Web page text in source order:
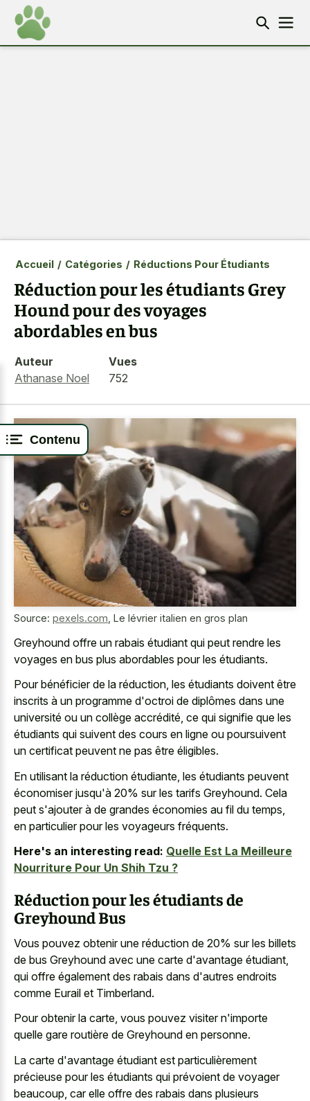
Contenu
Accueil / Catégories / Réductions Pour Étudiants
Réduction pour les étudiants Grey
Hound pour des voyages
abordables en bus
Auteur
Athanase Noel
Vues
752
Source: pexels.com Le lévrier italien en gros plan
Greyhound offre un rabais étudiant qui peut rendre les
voyages en bus plus abordables pour les étudiants.
Pour bénéficier de la réduction, les étudiants doivent être
inscrits à un programme d'octroi de diplômes dans une
université ou un collège accrédité, ce qui signifie que les
étudiants qui suivent des cours en ligne ou poursuivent
un certificat peuvent ne pas être éligibles.
En utilisant la réduction étudiante, les étudiants peuvent
économiser jusqu'à 20% sur les tarifs Greyhound. Cela
peut s'ajouter à de grandes économies au fil du temps,
en particulier pour les voyageurs fréquents.
Here's an interesting read: Quelle Est La Meilleure
Nourriture Pour Un Shih Tzu ?
Réduction pour les étudiants de
Greyhound Bus
Vous pouvez obtenir une réduction de 20% sur les billets
de bus Greyhound avec une carte d'avantage étudiant,
qui offre également des rabais dans d'autres endroits
comme Eurail et Timberland.
Pour obtenir la carte, vous pouvez visiter n'importe
quelle gare routière de Greyhound en personne.
La carte d'avantage étudiant est particulièrement
précieuse pour les étudiants qui prévoient de voyager
beaucoup, car elle offre des rabais dans plusieurs